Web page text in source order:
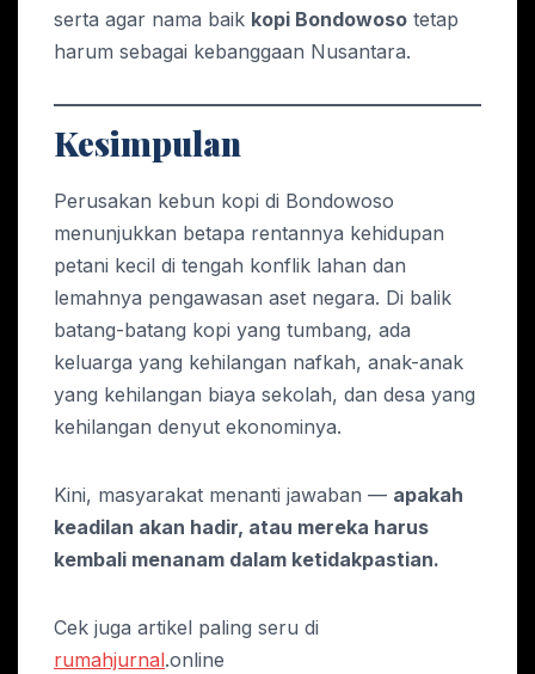
serta agar nama baik kopi Bondowoso tetap
harum sebagai kebanggaan Nusantara.
Kesimpulan
Perusakan kebun kopi di Bondowoso
menunjukkan betapa rentannya kehidupan
petani kecil di tengah konflik lahan dan
lemahnya pengawasan aset negara. Di balik
batang-batang kopi yang tumbang, ada
keluarga yang kehilangan nafkah, anak-anak
yang kehilangan biaya sekolah, dan desa yang
kehilangan denyut ekonominya.
Kini, masyarakat menanti jawaban — apakah
keadilan akan hadir, atau mereka harus
kembali menanam dalam ketidakpastian.
Cek juga artikel paling seru di
rumahjurnal.online